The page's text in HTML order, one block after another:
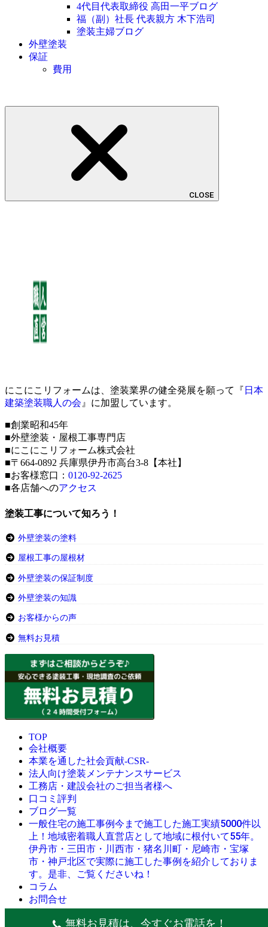
4代目代表取締役 高田一平ブログ
福（副）社長 代表親方 木下浩司
塗装主婦ブログ
外壁塗装
保証
費用
CLOSE
にこにこリフォームは、塗装業界の健全発展を願って『 日本
建築塗装職人の会 』に加盟しています。
■創業昭和45年
■外壁塗装・屋根工事専門店
■にこにこリフォーム株式会社
■〒664-0892 兵庫県伊丹市高台3-8【本社】
■お客様窓口： 0120-92-2625
■各店舗へのアクセス
塗装工事について知ろう！
外壁塗装の塗料
屋根工事の屋根材
外壁塗装の保証制度
外壁塗装の知識
お客様からの声
無料お見積
TOP
会社概要
本業を通した社会貢献-CSR-
法人向け塗装メンテナンスサービス
工務店・建設会社のご担当者様へ
口コミ評判
ブログ一覧
一般住宅の施工事例今まで施工した施工実績5000件以
上！地域密着職人直営店として地域に根付いて55年。
伊丹市・三田市・川西市・猪名川町・尼崎市・宝塚
市・神戸北区で実際に施工した事例を紹介しておりま
す。是非、ご覧くださいね！
コラム
お問合せ
© 創業昭和45年・感動の塗替え・屋根リフォームの職人直営
無料お見積は、今すぐお電話を！